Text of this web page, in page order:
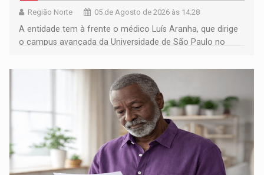
Região Norte 05 de Agosto de 2026 às 14:28
A entidade tem à frente o médico Luís Aranha, que dirige
o campus avançada da Universidade de São Paulo no